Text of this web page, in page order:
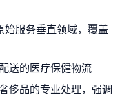
服务垂直领域，覆盖
送的医疗保健物流
侈品的专业处理，强调